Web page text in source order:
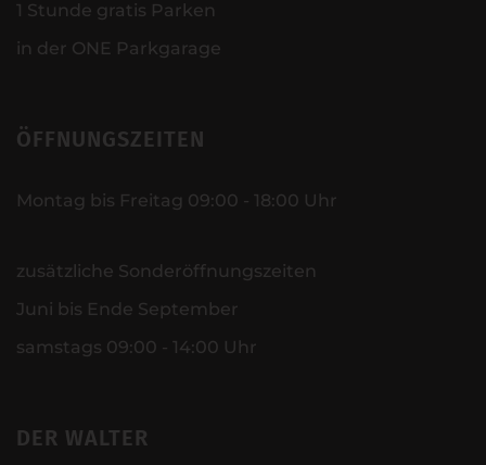
1 Stunde gratis Parken
in der ONE Parkgarage
ÖFFNUNGSZEITEN
Montag bis Freitag 09:00 - 18:00 Uhr
zusätzliche Sonderöffnungszeiten
Juni bis Ende September
samstags 09:00 - 14:00 Uhr
DER WALTER